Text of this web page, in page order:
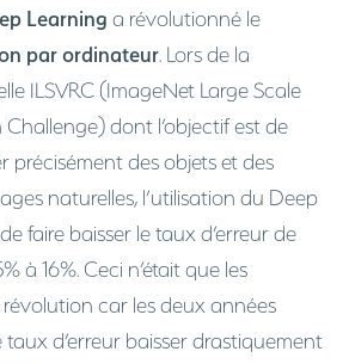
Learning a révolutionné le
par ordinateur. Lors de la
ILSVRC (ImageNet Large Scale
dont l’objectif est de
précisément des objets et des
naturelles, l’utilisation du Deep
faire baisser le taux d’erreur de
à 16%. Ceci n’était que les
révolution car les deux années
d’erreur baisser drastiquement